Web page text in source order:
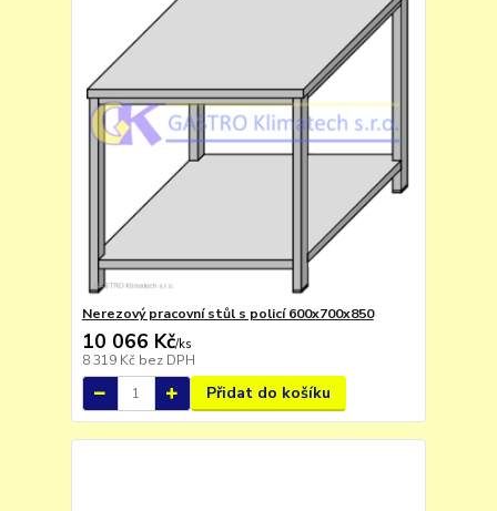
Nerezový pracovní stůl s policí 600x700x850
10 066 Kč/ks
8 319 Kč bez DPH
Přidat do košíku